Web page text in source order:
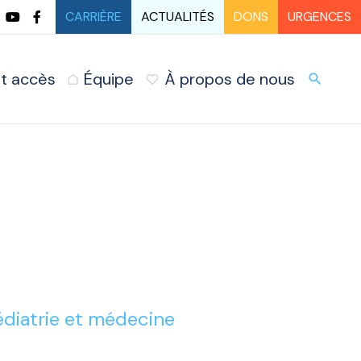
CARRIÈRE ACTUALITÉS DONS URGENCES
accès Équipe À propos de nous search
et médecine